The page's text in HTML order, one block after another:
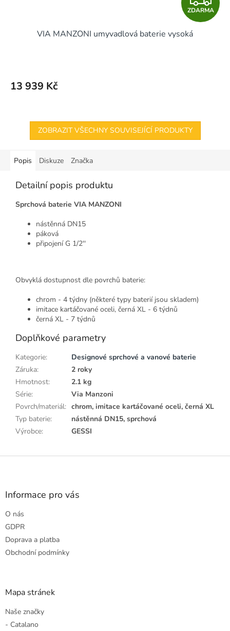
D
ZDARMA
VIA MANZONI umyvadlová baterie vysoká
13 939 Kč
ZOBRAZIT VŠECHNY SOUVISEJÍCÍ PRODUKTY
Popis Diskuze Značka
Detailní popis produktu
Sprchová baterie VIA MANZONI
nástěnná DN15
páková
připojení G 1/2''
Obvyklá dostupnost dle povrchů baterie:
chrom - 4 týdny (některé typy baterií jsou skladem)
imitace kartáčované oceli, černá XL - 6 týdnů
černá XL - 7 týdnů
Doplňkové parametry
Kategorie:
Designové sprchové a vanové baterie
Záruka:
2 roky
Hmotnost:
2.1 kg
Série:
Via Manzoni
Povrch/materiál: chrom, imitace kartáčované oceli, černá XL
Typ baterie:
nástěnná DN15, sprchová
Výrobce: GESSI
Z
Informace pro vás
O nás
GDPR
Doprava a platba
Obchodní podmínky
Mapa stránek
Naše značky
- Catalano